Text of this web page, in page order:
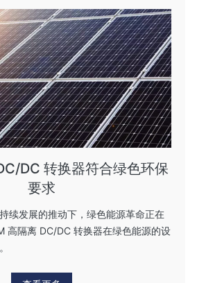
DC 转换器符合绿色环保
要求
续发展的推动下，绿色能源革命正在
高隔离 DC/DC 转换器在绿色能源的设